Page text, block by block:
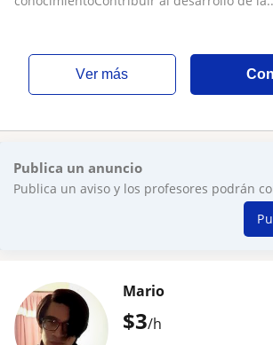
ver más
Publica un anuncio
Publica un aviso y los profesores podrán
$3/h
Mario